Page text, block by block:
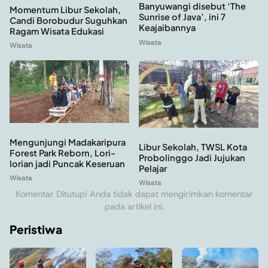
Momentum Libur Sekolah,
Candi Borobudur Suguhkan
Ragam Wisata Edukasi
Wisata
Banyuwangi disebut ‘The
Sunrise of Java’, ini 7
Keajaibannya
Wisata
Mengunjungi Madakaripura
Forest Park Reborn, Lori-
lorian jadi Puncak Keseruan
Wisata
Libur Sekolah, TWSL Kota
Probolinggo Jadi Jujukan
Pelajar
Wisata
Komentar Ditutup! Anda tidak dapat mengirimkan komentar
pada artikel ini.
Peristiwa